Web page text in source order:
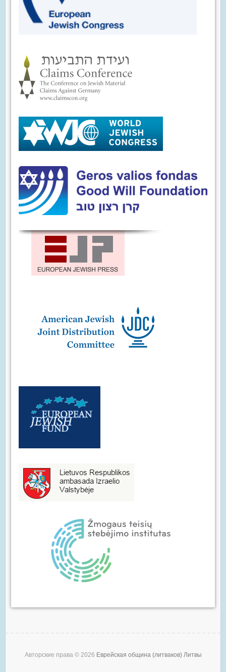
Авторские права © 2026 Еврейская община (литваков) Литвы